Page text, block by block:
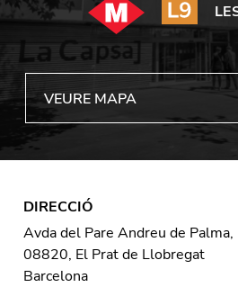
VEURE MAPA
DIRECCIÓ
Avda del Pare Andreu de
08820, El Prat de Llobregat
Barcelona